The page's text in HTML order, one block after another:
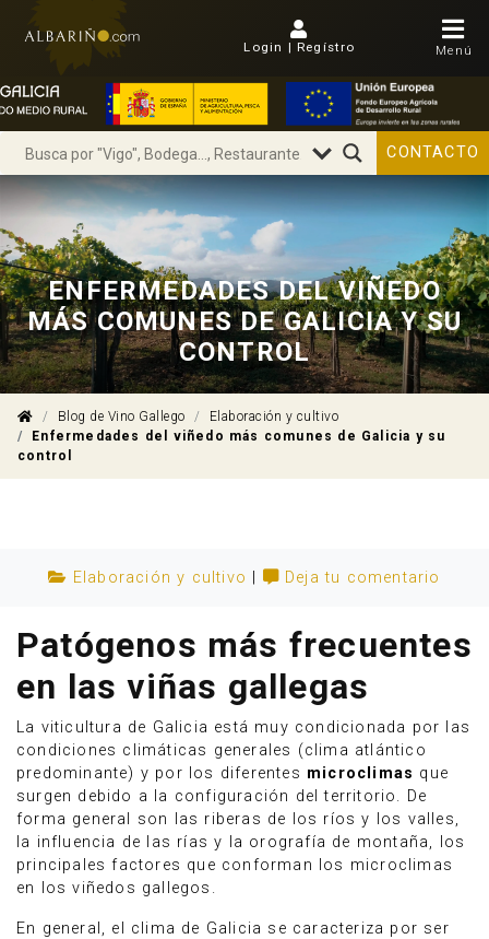
Login | Regístro Menú
Anúnciate
CONTACTO
ENFERMEDADES DEL VIÑEDO
MÁS COMUNES DE GALICIA Y SU
CONTROL
Blog de Vino Gallego
Elaboración y cultivo
Enfermedades del viñedo más comunes de Galicia y su
control
Elaboración y cultivo Deja tu comentario
Patógenos más frecuentes
en las viñas gallegas
La viticultura de Galicia está muy condicionada por las
condiciones climáticas generales (clima atlántico
predominante) y por los diferentes microclimas que
surgen debido a la configuración del territorio. De
forma general son las riberas de los ríos y los valles,
la influencia de las rías y la orografía de montaña, los
principales factores que conforman los microclimas
en los viñedos gallegos.
En general, el clima de Galicia se caracteriza por ser